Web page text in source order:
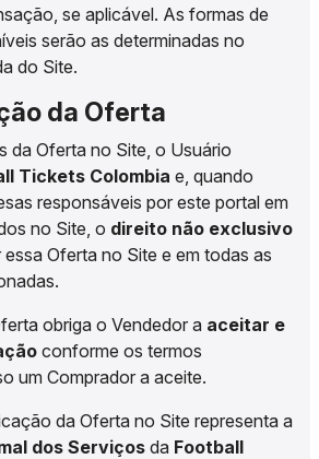
se aplicável. As formas de
serão as determinadas no
do Site.
da Oferta
da Oferta no Site, o Usuário
Tickets Colombia e, quando
responsáveis por este portal em
no Site, o direito não exclusivo
essa Oferta no Site e em todas as
obriga o Vendedor a aceitar e
conforme os termos
um Comprador a aceite.
da Oferta no Site representa a
dos Serviços da Football